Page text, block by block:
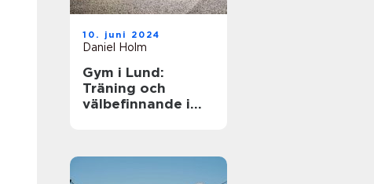
10. juni 2024
Daniel Holm
Gym i Lund:
Träning och
välbefinnande i